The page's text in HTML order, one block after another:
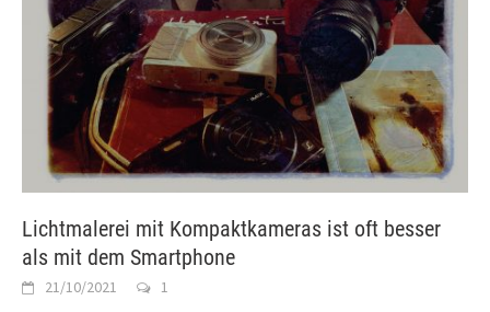
Lichtmalerei mit Kompaktkameras ist oft besser
als mit dem Smartphone
21/10/2021 1